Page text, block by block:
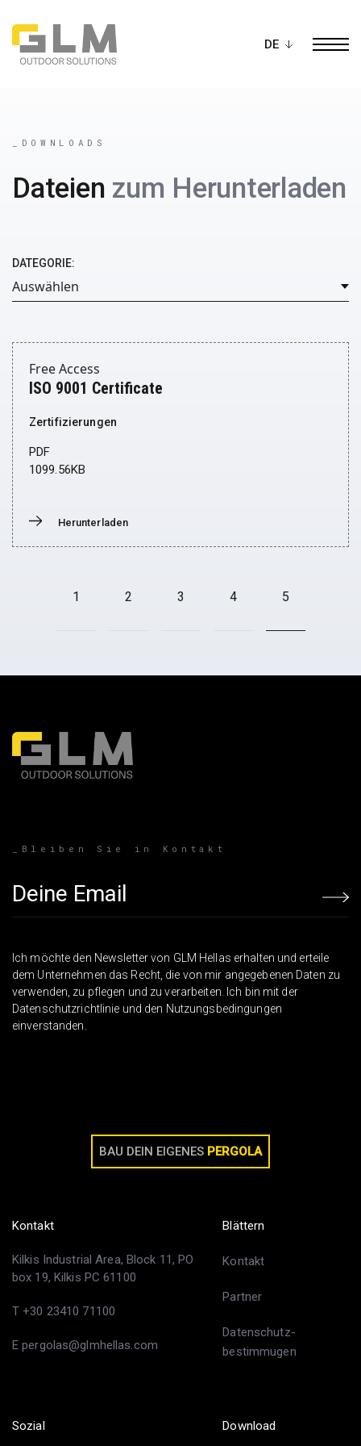
_DOWNLOADS
Dateien zum Herunterladen
DATEGORIE:
Free Access
ISO 9001 Certificate
Zertifizierungen
PDF
1099.56KB
Herunterladen
1 2 3 4 5
_Bleiben Sie in Kontakt
Email address
Ich möchte den Newsletter von GLM Hellas erhalten und erteile
dem Unternehmen das Recht, die von mir angegebenen Daten zu
verwenden, zu pflegen und zu verarbeiten. Ich bin mit der
Datenschutzrichtlinie und den Nutzungsbedingungen
einverstanden.
BAU DEIN EIGENES PERGOLA
Kontakt
Kilkis Industrial Area, Block 11, PO
box 19, Kilkis PC 61100
T +30 23410 71100
E pergolas@glmhellas.com
Blättern
Kontakt
Partner
Datenschutz-
bestimmugen
Sozial Download